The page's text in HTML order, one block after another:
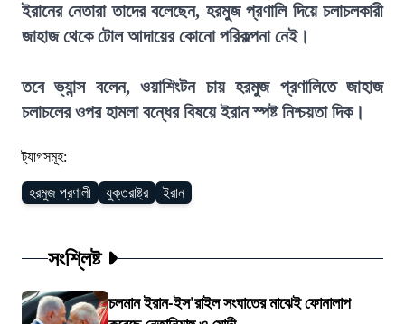
ইরানের নেতারা তাদের বলেছেন, হরমুজ প্রণালি দিয়ে চলাচলকারী
জাহাজ থেকে টোল আদায়ের কোনো পরিকল্পনা নেই।
তবে ভ্যান্স বলেন, ওয়াশিংটন চায় হরমুজ প্রণালিতে জাহাজ
চলাচলের ওপর হামলা বন্ধের বিষয়ে ইরান স্পষ্ট নিশ্চয়তা দিক।
ট্যাগসমূহ:
হরমুজ প্রণালী যুক্তরাষ্ট্র ইরান
সংশ্লিষ্ট
চলমান ইরান-ইস'রাইল সংঘাতের মাঝেই ফোনালাপ